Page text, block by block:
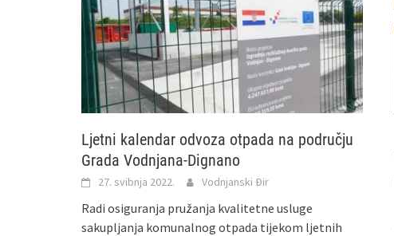
Ljetni kalendar odvoza otpada na području
Grada Vodnjana-Dignano
27. svibnja 2022. Vodnjanski Đir
Radi osiguranja pružanja kvalitetne usluge
sakupljanja komunalnog otpada tijekom ljetnih